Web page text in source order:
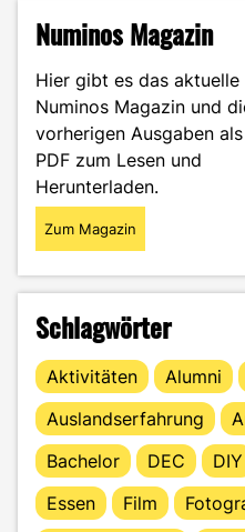
Numinos Magazin
Hier gibt es das aktuelle
Numinos Magazin und
vorherigen Ausgaben als
PDF zum Lesen und
Herunterladen.
Zum Magazin
Schlagwörter
Aktivitäten Alumni
Auslandserfahrung
Bachelor
DEC DIY
Essen
Film